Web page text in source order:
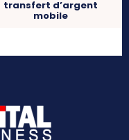
transfert d’argent
mobile